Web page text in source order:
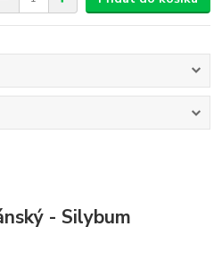
- Silybum